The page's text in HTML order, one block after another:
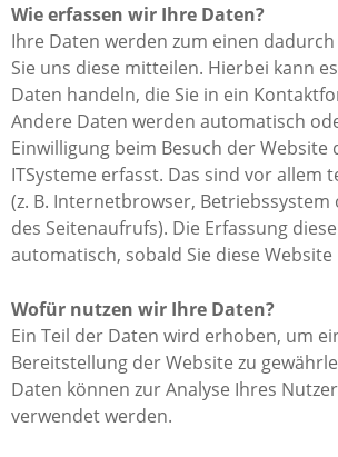
Wie erfassen wir Ihre Daten?
Ihre Daten werden zum einen
Sie uns diese mitteilen. Hierbei kann
Daten handeln, die Sie in ein
Andere Daten werden automatisch
Einwilligung beim Besuch der Website
ITSysteme erfasst. Das sind vor allem
(z. B. Internetbrowser,
des Seitenaufrufs). Die Erfassung
automatisch, sobald Sie diese
Wofür nutzen wir Ihre Daten?
Ein Teil der Daten wird erhoben, um
Bereitstellung der Website zu
Daten können zur Analyse Ihres
verwendet werden.